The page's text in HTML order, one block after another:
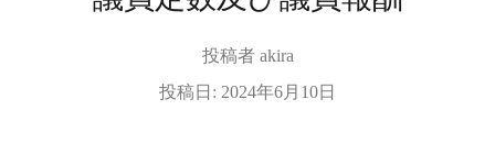
投稿者 akira
投稿日: 2024年6月10日